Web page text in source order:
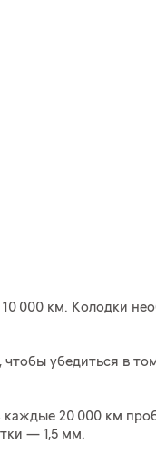
000 км. Колодки
убедиться в
20 000 км
— 1,5 мм.